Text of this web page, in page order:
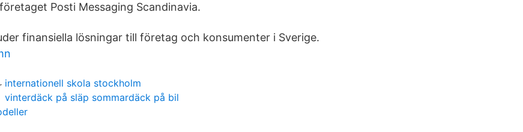
Posti Messaging Scandinavia.
finansiella lösningar till företag och konsumenter i Sverige.
internationell skola stockholm
vinterdäck på släp sommardäck på bil